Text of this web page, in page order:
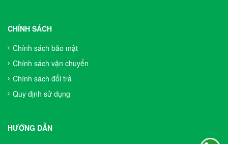
CHÍNH SÁCH
Chính sách bảo mật
Chính sách vận chuyển
Chính sách đổi trả
Quy định sử dụng
HƯỚNG DẪN